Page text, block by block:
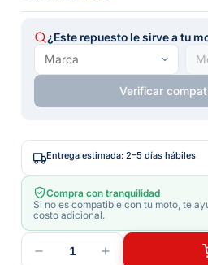
¿Este repuesto le sirve a tu
Verificar
Entrega estimada: 2–5 días hábiles
Compra con tranquilidad
Si no es compatible con tu moto, te
costo adicional.
1